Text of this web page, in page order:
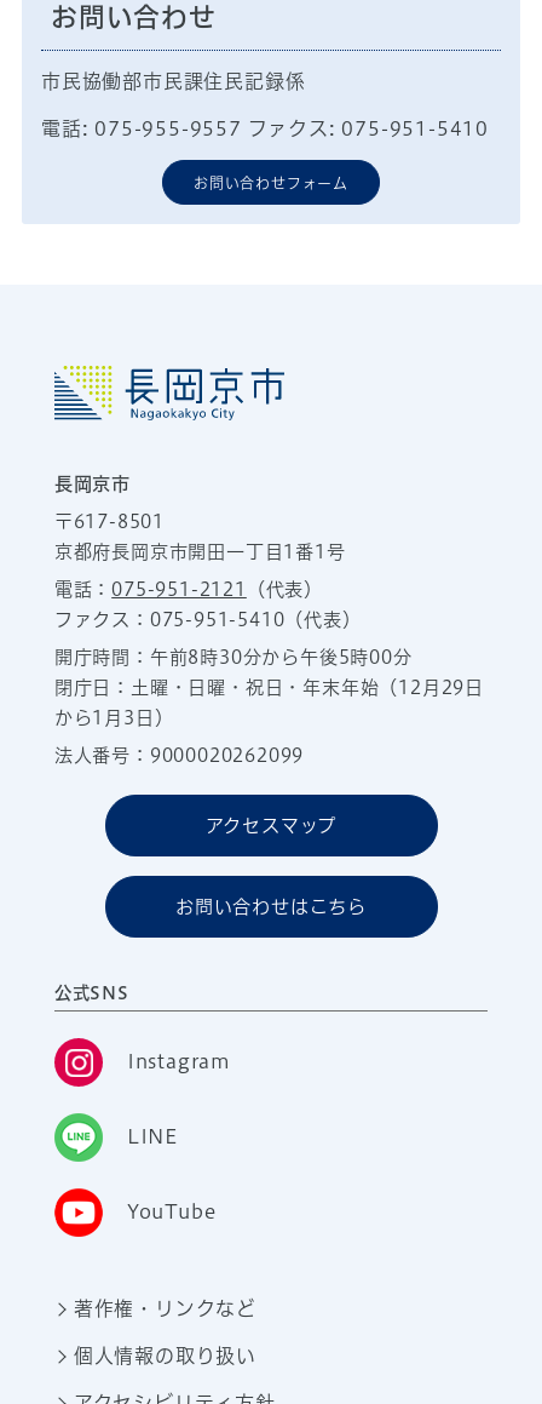
お問い合わせ
市民協働部市民課住民記録係
電話: 075-955-9557 ファクス: 075-951-5410
お問い合わせフォーム
長岡京市
〒617-8501
京都府長岡京市開田一丁目1番1号
電話：075-951-2121
（代表）
ファクス：075-951-5410（代表）
開庁時間：午前8時30分から午後5時00分
閉庁日：土曜・日曜・祝日・年末年始（12月29日
から1月3日）
法人番号：9000020262099
アクセスマップ
お問い合わせはこちら
公式SNS
Instagram
LINE
YouTube
著作権・リンクなど
個人情報の取り扱い